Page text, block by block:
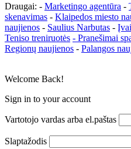
Draugai: - Marketingo agentūra -
skenavimas - Klaipedos miesto
naujienos - Saulius Narbutas -
Teniso treniruotės - Pranešimai
Regionų naujienos - Palangos
Welcome Back!
Sign in to your account
Vartotojo vardas arba el.paštas
Slaptažodis